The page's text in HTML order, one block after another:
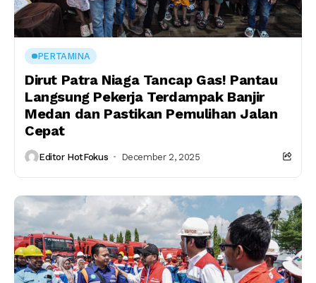
PERTAMINA
Dirut Patra Niaga Tancap Gas! Pantau
Langsung Pekerja Terdampak Banjir
Medan dan Pastikan Pemulihan Jalan
Cepat
Editor HotFokus December 2, 2025